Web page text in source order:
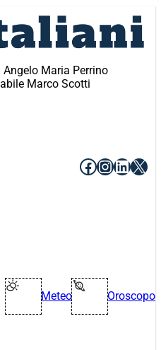
Maria Perrino
Marco Scotti
Facebook
X
Meteo Oroscopo